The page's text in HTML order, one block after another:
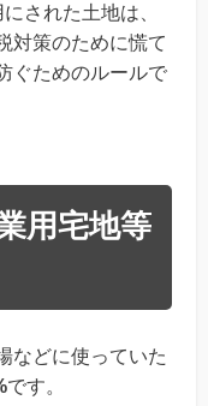
された土地は、
対策のために慌て
ぐためのルールで
用宅地等
などに使っていた
です。